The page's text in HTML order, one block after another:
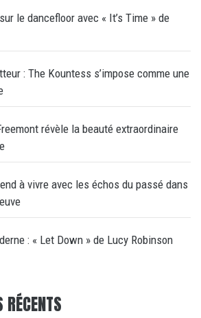
le dancefloor avec « It’s Time » de
: The Kountess s’impose comme une
révèle la beauté extraordinaire
à vivre avec les échos du passé dans
: « Let Down » de Lucy Robinson